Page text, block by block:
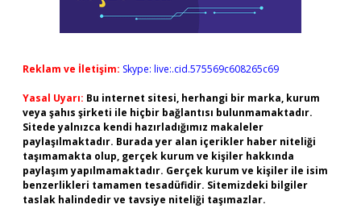
Reklam ve İletişim: Skype: live:.cid.575569c608265c69
Yasal Uyarı: Bu internet sitesi, herhangi bir marka, kurum
veya şahıs şirketi ile hiçbir bağlantısı bulunmamaktadır.
Sitede yalnızca kendi hazırladığımız makaleler
paylaşılmaktadır. Burada yer alan içerikler haber niteliği
taşımamakta olup, gerçek kurum ve kişiler hakkında
paylaşım yapılmamaktadır. Gerçek kurum ve kişiler ile isim
benzerlikleri tamamen tesadüfidir. Sitemizdeki bilgiler
taslak halindedir ve tavsiye niteliği taşımazlar.